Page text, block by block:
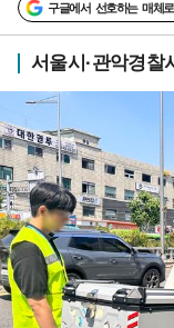
구글에서 선호하는 매체
서울시·관악경찰